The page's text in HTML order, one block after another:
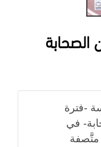
الصحابة
-فترة
في
متَّصفة